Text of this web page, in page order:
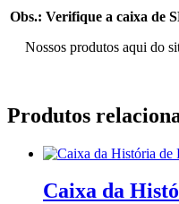
Obs.: Verifique a caixa de
Nossos produtos aqui do
Produtos
Caixa da